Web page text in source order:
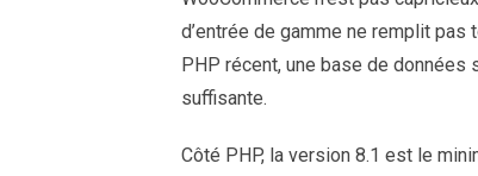
d’entrée de gamme ne remplit
PHP récent, une base de données
suffisante.
Côté PHP, la version 8.1 est le